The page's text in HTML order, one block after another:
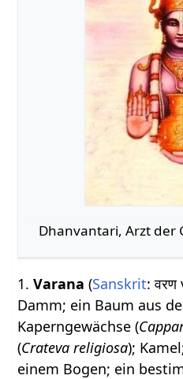
Dhanvantari, Arzt der
1.Varana (Sanskrit:
Damm; ein Baum aus
Kaperngewächse (
(Crateva religiosa);
einem Bogen; ein